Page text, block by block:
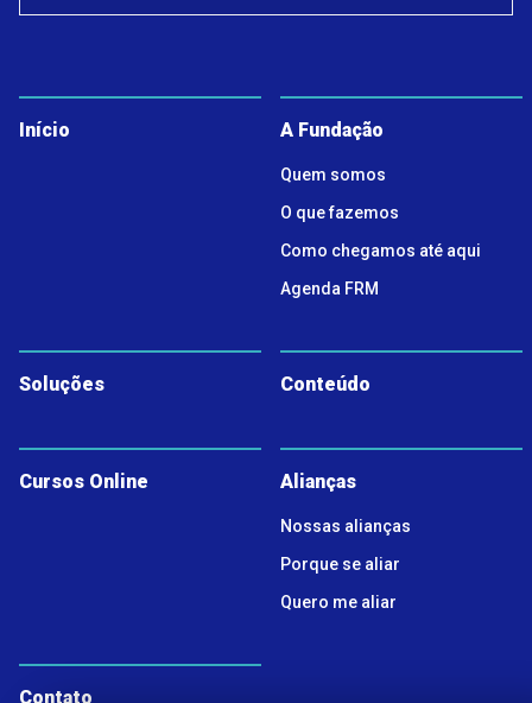
Início A Fundação
Quem somos
O que fazemos
Como chegamos até aqui
Agenda FRM
Soluções Conteúdo
Cursos Online Alianças
Nossas alianças
Porque se aliar
Quero me aliar
Contato